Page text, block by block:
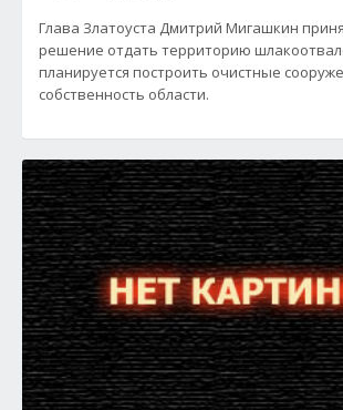
Глава Златоуста Дмитрий Мигашкин
решение отдать территорию
планируется построить очистные
собственность области.